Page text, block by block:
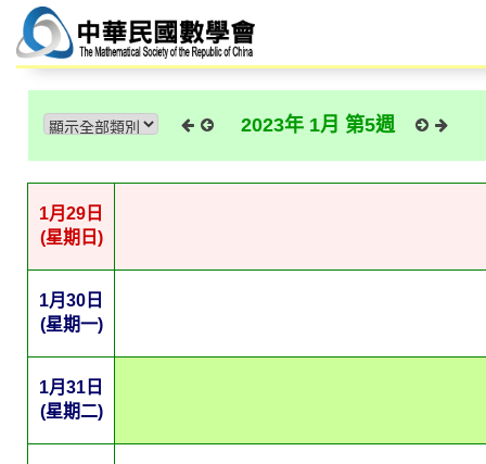
2023年 1月 第5週
1月29日
(星期日)
1月30日
(星期一)
1月31日
(星期二)